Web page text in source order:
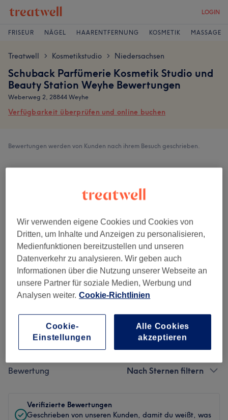
LOGIN
FRISEUR NÄGEL HAARENTFERNUNG KOSMETIK MASSAGE
Treatwell > Kosmetikstudio > Niedersachsen
Schuback Parfümerie Kosmetik Studio und
Beauty Station Weyhe Bewertungen
Weberweg 2, 28844 Weyhe
Verfügbarkeit überprüfen und online buchen
Bewertungen werden von Kunden nach ihrem Besuch geschrieben.
Ambiente
Sauberkeit
Service
Bewertungen filtern
Alle Bewertungen
Bewertung Nach Sternen filtern
Verifizierte Bewertungen
Geschrieben von unseren Kunden, damit du weißt, was
Wir verwenden eigene Cookies und Cookies von
Dritten, um Inhalte und Anzeigen zu personalisieren,
Medienfunktionen bereitzustellen und unseren
Datenverkehr zu analysieren. Wir geben auch
Informationen über die Nutzung unserer Webseite an
unsere Partner für soziale Medien, Werbung und
Analysen weiter. Cookie-Richtlinien
Cookie-
Einstellungen
Alle Cookies
akzeptieren